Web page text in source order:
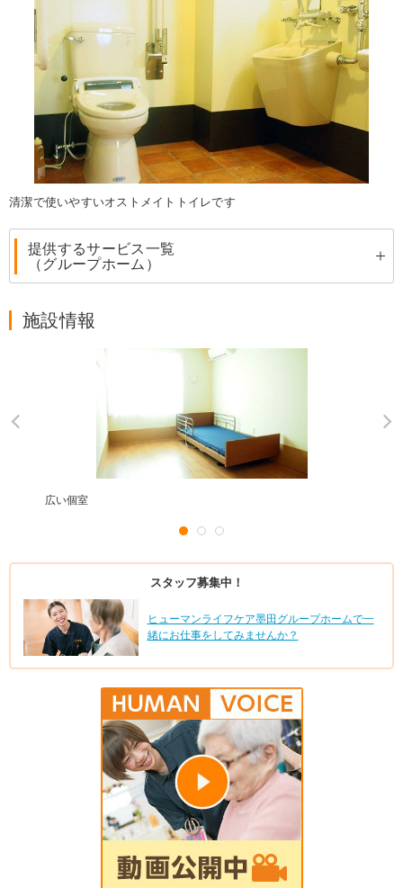
清潔で使いやすいオストメイトトイレです
提供するサービス一覧
（グループホーム）
施設情報
広い個室
スタッフ募集中！
ヒューマンライフケア墨田グループホームで一
緒にお仕事をしてみませんか？